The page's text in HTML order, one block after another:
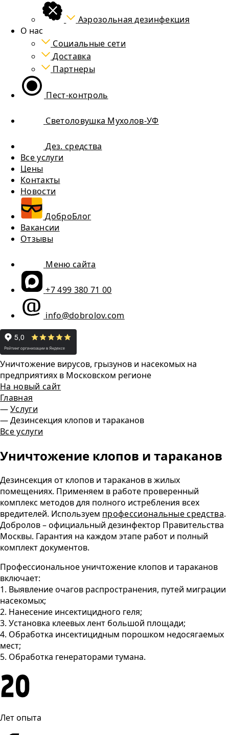
Аэрозольная дезинфекция
О нас
Социальные сети
Доставка
Партнеры
Пест-контроль
Светоловушка Мухолов-УФ
Дез. средства
Все услуги
Цены
Контакты
Новости
ДоброБлог
Вакансии
Отзывы
Меню сайта
+7 499 380 71 00
info@dobrolov.com
Уничтожение вирусов, грызунов и насекомых на
предприятиях в Московском регионе
На новый сайт
Главная
—Услуги
—Дезинсекция клопов и тараканов
Все услуги
Уничтожение клопов и тараканов
Дезинсекция от клопов и тараканов в жилых
помещениях. Применяем в работе проверенный
комплекс методов для полного истребления всех
вредителей. Используем профессиональные средства.
Добролов – официальный дезинфектор Правительства
Москвы. Гарантия на каждом этапе работ и полный
комплект документов.
Профессиональное уничтожение клопов и тараканов
включает:
1. Выявление очагов распространения, путей миграции
насекомых;
2. Нанесение инсектицидного геля;
3. Установка клеевых лент большой площади;
4. Обработка инсектицидным порошком недосягаемых
мест;
5. Обработка генераторами тумана.
Лет опыта